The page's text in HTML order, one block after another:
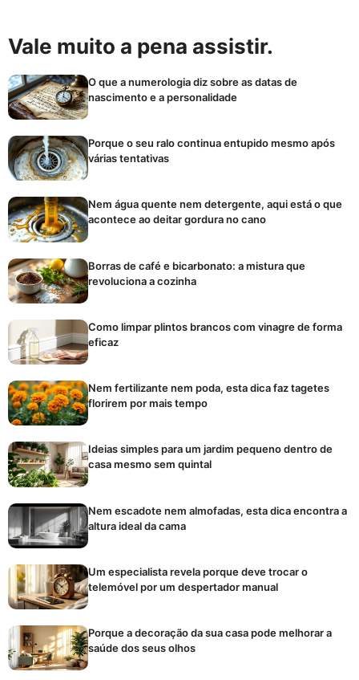
Vale muito a pena assistir.
O que a numerologia diz sobre as datas de
nascimento e a personalidade
Porque o seu ralo continua entupido mesmo após
várias tentativas
Nem água quente nem detergente, aqui está o que
acontece ao deitar gordura no cano
Borras de café e bicarbonato: a mistura que
revoluciona a cozinha
Como limpar plintos brancos com vinagre de forma
eficaz
Nem fertilizante nem poda, esta dica faz tagetes
florirem por mais tempo
Ideias simples para um jardim pequeno dentro de
casa mesmo sem quintal
Nem escadote nem almofadas, esta dica encontra a
altura ideal da cama
Um especialista revela porque deve trocar o
telemóvel por um despertador manual
Porque a decoração da sua casa pode melhorar a
saúde dos seus olhos